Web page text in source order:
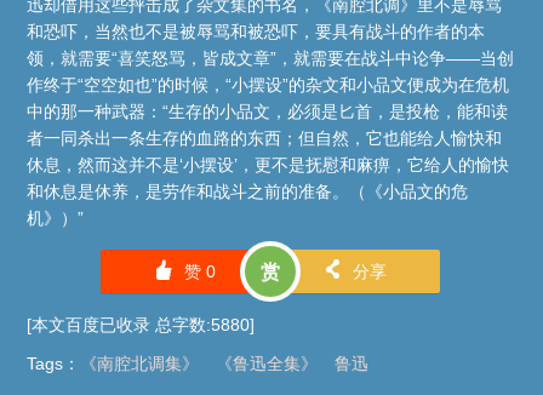
迅却借用这些抨击成了杂文集的书名，《南腔北调》里不是辱骂
和恐吓，当然也不是被辱骂和被恐吓，要具有战斗的作者的本
领，就需要“喜笑怒骂，皆成文章”，就需要在战斗中论争——当创
作终于“空空如也”的时候，“小摆设”的杂文和小品文便成为在危机
中的那一种武器：“生存的小品文，必须是匕首，是投枪，能和读
者一同杀出一条生存的血路的东西；但自然，它也能给人愉快和
休息，然而这并不是‘小摆设’，更不是抚慰和麻痹，它给人的愉快
和休息是休养，是劳作和战斗之前的准备。（《小品文的危
机》）”
󰄼 赞 0 赏 󰄯 分享
[本文百度已收录 总字数:5880]
Tags ： 《南腔北调集》 《鲁迅全集》 鲁迅